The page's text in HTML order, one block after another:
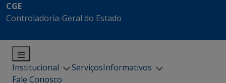
CGE
Controladoria-Geral do Estado
Institucional ServiçosInformativos
Fale Conosco